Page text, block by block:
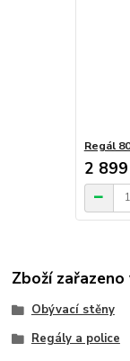
Regál 80
2 899
Zboží
Obývací stěny
Regály a police